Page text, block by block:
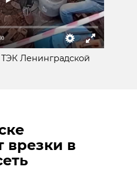
Ленинградской
врезки в